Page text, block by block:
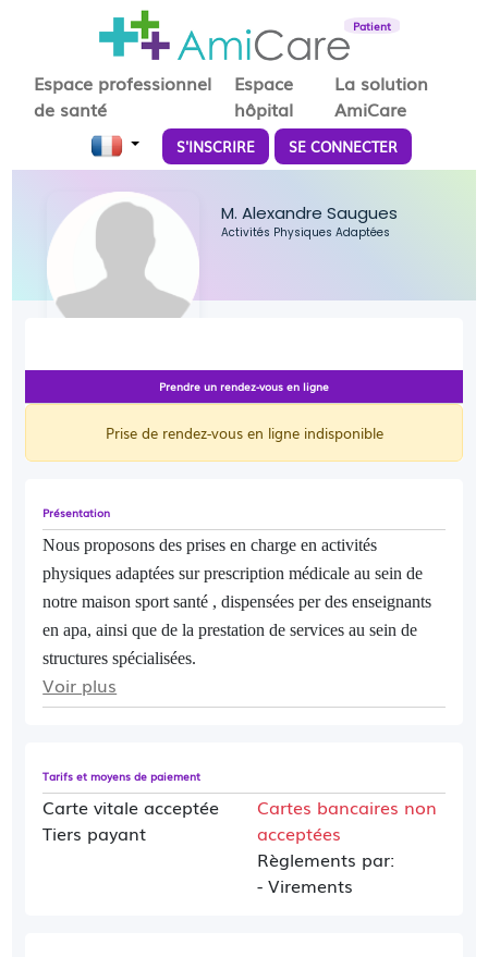
Patient
Espace professionnel
de santé
Espace
hôpital
La solution
AmiCare
S'INSCRIRE SE CONNECTER
M. Alexandre Saugues
Activités Physiques Adaptées
Présentation
Nous proposons des prises en charge en activités
physiques adaptées sur prescription médicale au sein de
notre maison sport santé , dispensées per des enseignants
en apa, ainsi que de la prestation de services au sein de
structures spécialisées.
Voir plus
Tarifs et moyens de paiement
Carte vitale acceptée
Tiers payant
Cartes bancaires non
acceptées
Règlements par:
- Virements
Prendre un rendez-vous en ligne
Prise de rendez-vous en ligne indisponible